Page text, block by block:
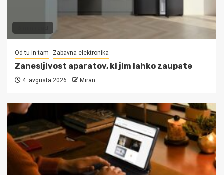
Od tu in tam Zabavna elektronika
Zanesljivost aparatov, ki jim lahko zaupate
4. avgusta 2026 Miran